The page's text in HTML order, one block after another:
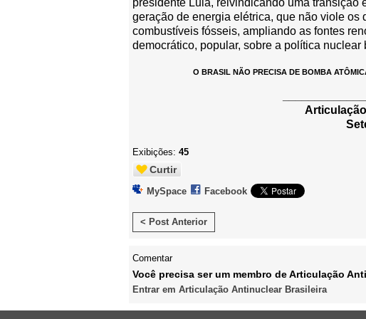
presidente Lula, reivindicando uma
geração de energia elétrica, que não viole os
combustíveis fósseis, ampliando as fontes
democrático, popular, sobre a política nuclear
O BRASIL NÃO PRECISA DE BOMBA
Exibições: 45
Curtir
MySpace Facebook
< Post Anterior
Comentar
Você precisa ser um membro de Articulação
Entrar em Articulação Antinuclear Brasileira